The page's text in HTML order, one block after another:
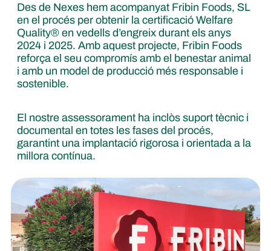
Des de Nexes hem acompanyat Fribin Foods, SL
en el procés per obtenir la certificació Welfare
Quality® en vedells d’engreix durant els anys
2024 i 2025. Amb aquest projecte, Fribin Foods
reforça el seu compromís amb el benestar animal
i amb un model de producció més responsable i
sostenible.
El nostre assessorament ha inclòs suport tècnic i
documental en totes les fases del procés,
garantint una implantació rigorosa i orientada a la
millora contínua.